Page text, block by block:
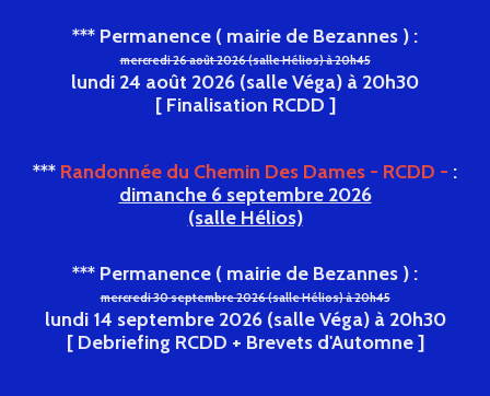
*** Permanence ( mairie de Bezannes ) :
mercredi 26 août 2026 (salle Hélios) à 20h45
lundi 24 août 2026 (salle Véga) à 20h30
[ Finalisation RCDD ]
*** Randonnée du Chemin Des Dames - RCDD - :
dimanche 6 septembre 2026
(salle Hélios)
*** Permanence ( mairie de Bezannes ) :
mercredi 30 septembre 2026 (salle Hélios) à 20h45
lundi 14 septembre2026 (salle Véga) à 20h30
[ Debriefing RCDD + Brevets d'Automne ]